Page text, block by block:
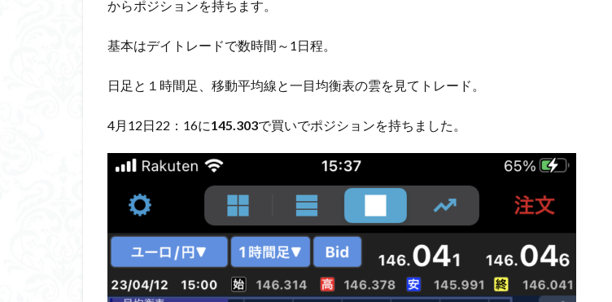
からポジションを持ちます。
基本はデイトレードで数時間～1日程。
日足と１時間足、移動平均線と一目均衡表の雲を見てトレード。
4月12日22：16に145.303で買いでポジションを持ちました。